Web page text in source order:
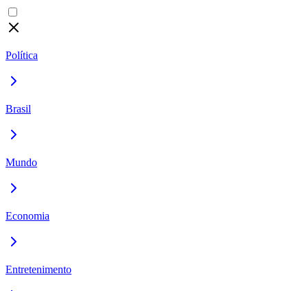
Política
Brasil
Mundo
Economia
Entretenimento